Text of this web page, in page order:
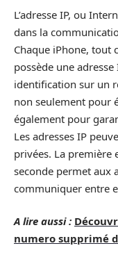
L’adresse IP, ou
dans la
Chaque iPhone, tout
possède une
identification sur un
non seulement pour
également pour
Les adresses IP
privées. La première
seconde permet aux
communiquer entre
A lire aussi :
numero supprimé